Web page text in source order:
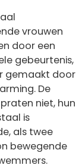
vrouwen
door een
gebeurtenis,
gemaakt door
De
niet, hun
is
als twee
bewegende